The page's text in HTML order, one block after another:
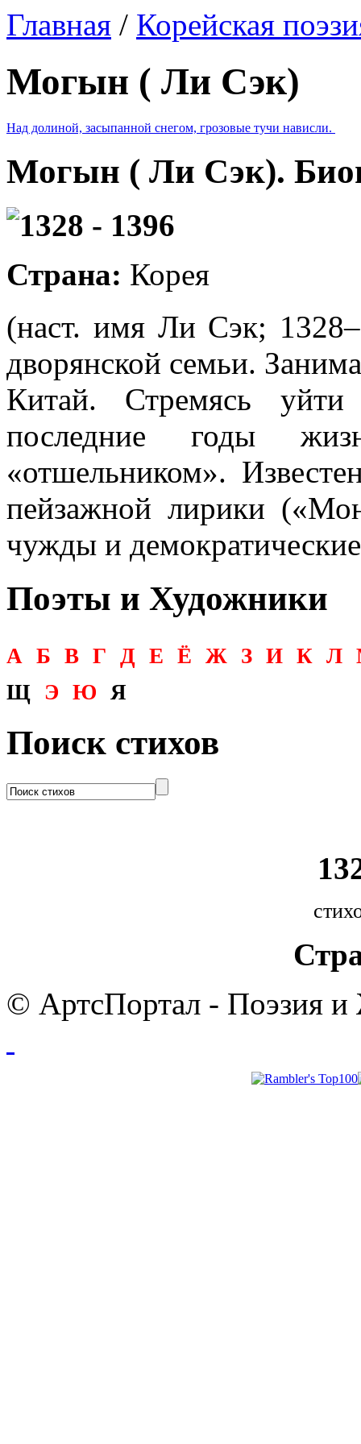
Главная / Корейская
Могын ( Ли Сэк)
Над долиной, засыпанной снегом, грозовые тучи нависли.
Могын ( Ли Сэк).
1328 - 1396
Страна: Корея
(наст. имя Ли Сэк;
дворянской семьи.
Китай. Стремясь
последние годы
«отшельником».
пейзажной лирики
чужды и
Поэты и Художники
А Б В Г Д Е Ё Ж З И К Л
Щ Э Ю Я
Поиск стихов
© АртсПортал - Поэзия